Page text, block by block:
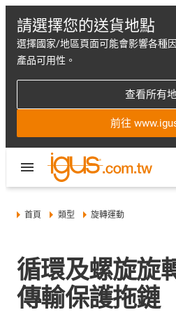
請選擇您的送貨地點
選擇國家/地區頁面可能會影響各種
產品可用性。
查看所有
前往
首頁 類型 旋轉運動
循環及螺旋旋
傳輸保護拖鏈